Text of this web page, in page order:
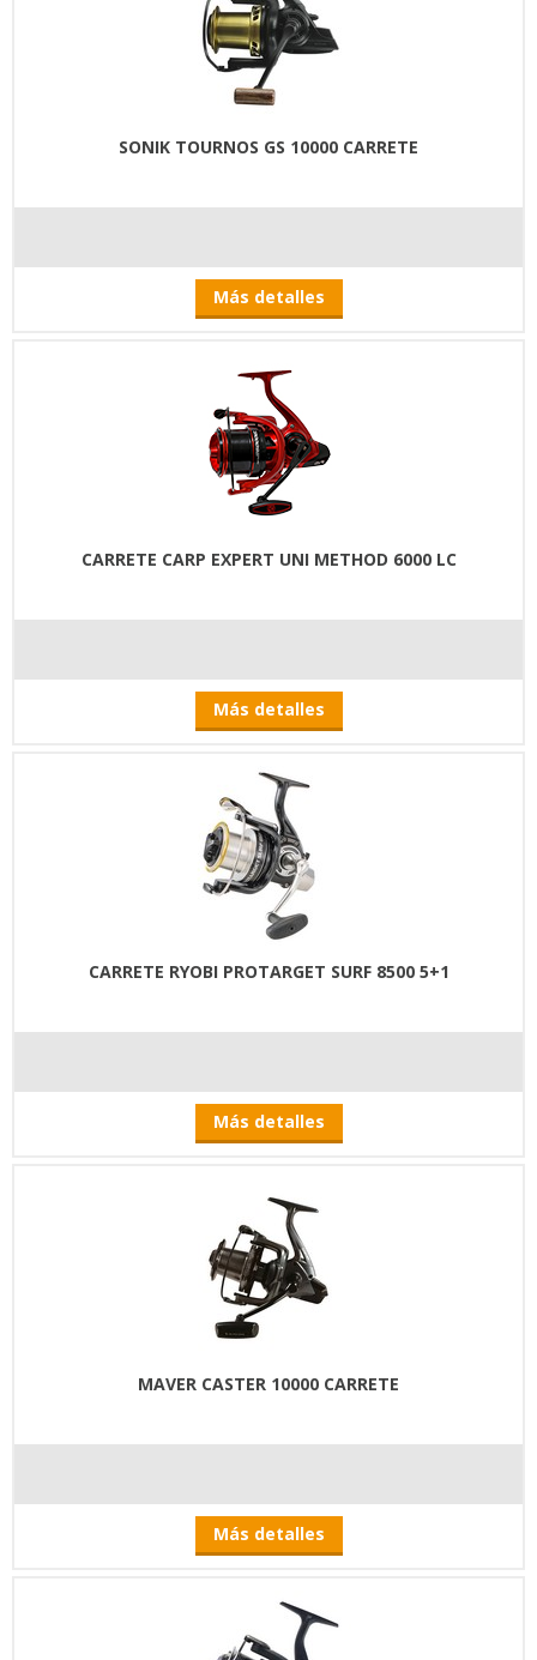
SONIK TOURNOS GS 10000 CARRETE
Más detalles
CARRETE CARP EXPERT UNI METHOD 6000 LC
Más detalles
CARRETE RYOBI PROTARGET SURF 8500 5+1
Más detalles
MAVER CASTER 10000 CARRETE
Más detalles